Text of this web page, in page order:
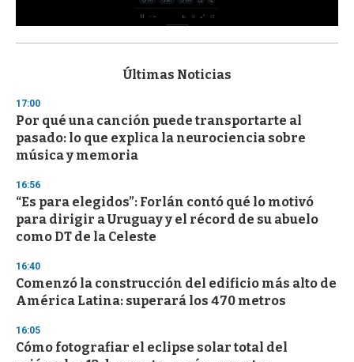
s
d
s
o
f
3
s
e
o
n
Últimas Noticias
17:00
Por qué una canción puede transportarte al
pasado: lo que explica la neurociencia sobre
música y memoria
16:56
“Es para elegidos”: Forlán contó qué lo motivó
para dirigir a Uruguay y el récord de su abuelo
como DT de la Celeste
16:40
Comenzó la construcción del edificio más alto de
América Latina: superará los 470 metros
16:05
Cómo fotografiar el eclipse solar total del